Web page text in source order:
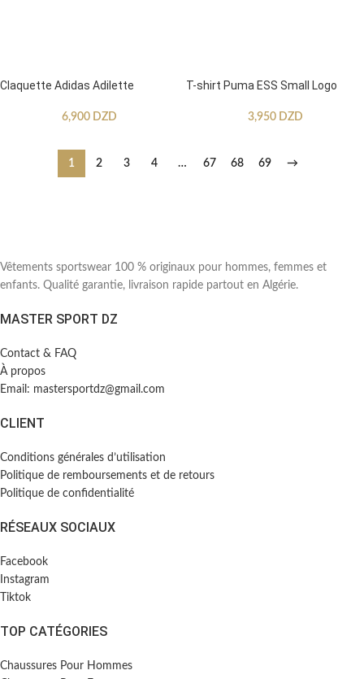
Claquette Adidas Adilette
6,900 DZD
T-shirt Puma ESS Small Logo
3,950 DZD
1 2 3 4 … 67 68 69 →
Vêtements sportswear 100 % originaux pour hommes, femmes et
enfants. Qualité garantie, livraison rapide partout en Algérie.
MASTER SPORT DZ
Contact & FAQ
À propos
Email: mastersportdz@gmail.com
CLIENT
Conditions générales d’utilisation
Politique de remboursements et de retours
Politique de confidentialité
RÉSEAUX SOCIAUX
Facebook
Instagram
Tiktok
TOP CATÉGORIES
Chaussures Pour Hommes